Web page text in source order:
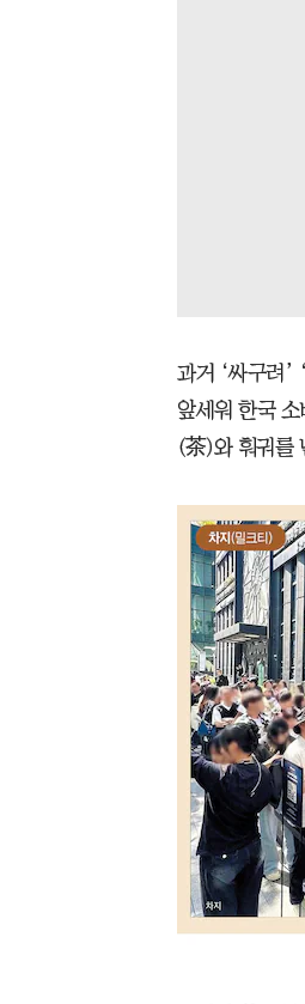
과거 ‘싸구려’
앞세워 한국
(茶)와 훠궈를